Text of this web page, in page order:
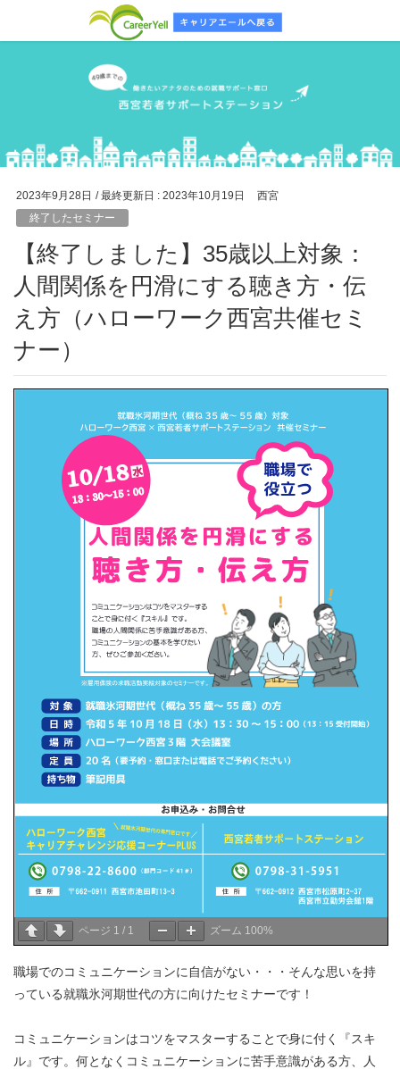
2023年9月28日 / 最終更新日 : 2023年10月19日
西宮
終了したセミナー
【終了しました】35歳以上対象：
人間関係を円滑にする聴き方・伝
え方（ハローワーク西宮共催セミ
ナー）
ページ 1 / 1 ズーム 100%
職場でのコミュニケーションに自信がない・・・そんな思いを持
っている就職氷河期世代の方に向けたセミナーです！
コミュニケーションはコツをマスターすることで身に付く『スキ
ル』です。何となくコミュニケーションに苦手意識がある方、人